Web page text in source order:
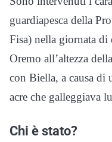
guardiapesca della
Fisa) nella giornata
Oremo all’altezza
con Biella, a causa di
acre che galleggiava
Chi è stato?